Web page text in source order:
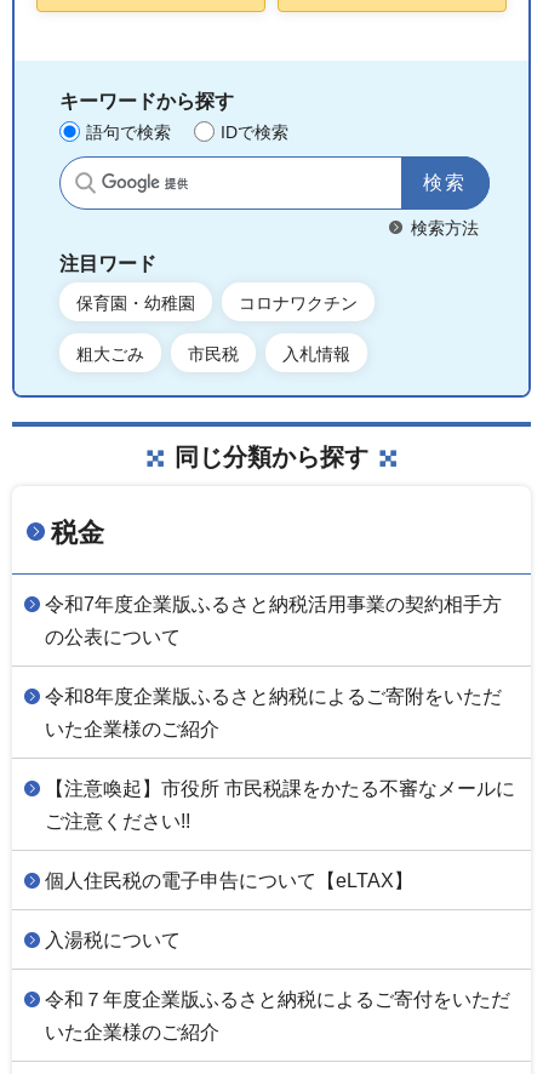
キーワードから探す
語句で検索 IDで検索
サイト内検索
検索方法
注目ワード
保育園・幼稚園 コロナワクチン
粗大ごみ 市民税 入札情報
同じ分類から探す
税金
令和7年度企業版ふるさと納税活用事業の契約相手方
の公表について
令和8年度企業版ふるさと納税によるご寄附をいただ
いた企業様のご紹介
【注意喚起】市役所 市民税課をかたる不審なメールに
ご注意ください!!
個人住民税の電子申告について【eLTAX】
入湯税について
令和７年度企業版ふるさと納税によるご寄付をいただ
いた企業様のご紹介